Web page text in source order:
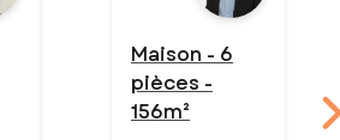
Maison - 6
pièces -
156m²